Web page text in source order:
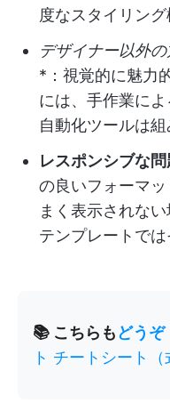
度なスタイリング
デザイナー以外
*：視覚的に魅力
には、手作業に
自動化ツールは組
レスポンシブな問
の良いフォーマ
まく表示されな
テンプレートでは
📚 こちらもどうぞ
ト チートシート（